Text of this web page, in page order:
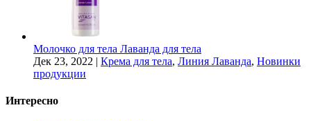
Молочко для тела Лаванда для тела
Дек 23, 2022 | Крема для тела, Линия Лаванда, Новинки
продукции
Интересно